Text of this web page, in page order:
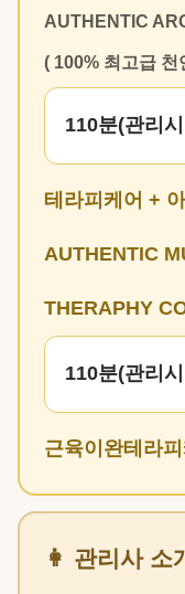
AUTHENTIC
( 100% 최고급 천
110분(관리
테라피케어 +
AUTHENTIC
THERAPHY
110분(관리
근육이완테라
👩 관리사 소